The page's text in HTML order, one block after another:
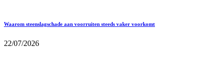
Waarom steenslagschade aan voorruiten steeds vaker voorkomt
22/07/2026